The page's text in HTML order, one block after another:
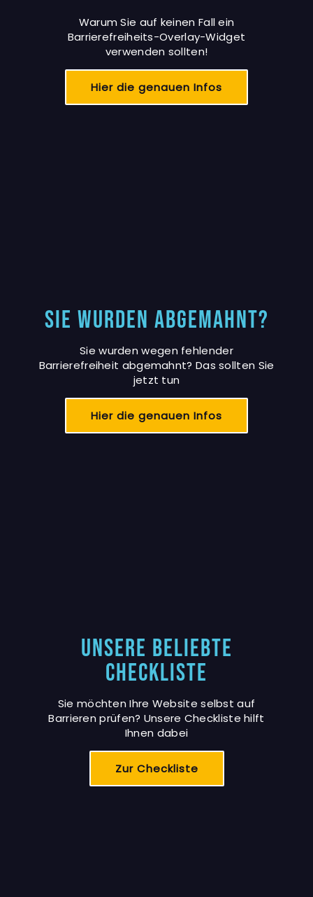
Warum Sie auf keinen Fall ein
Barrierefreiheits-Overlay-Widget
verwenden sollten!
Hier die genauen Infos
Sie wurden abgemahnt?
Sie wurden wegen fehlender
Barrierefreiheit abgemahnt? Das sollten Sie
jetzt tun
Hier die genauen Infos
Unsere Beliebte
Checkliste
Sie möchten Ihre Website selbst auf
Barrieren prüfen? Unsere Checkliste hilft
Ihnen dabei
Zur Checkliste